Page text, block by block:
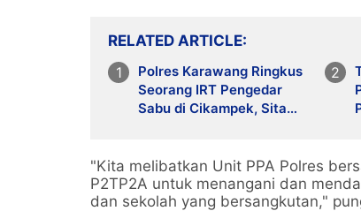
RELATED ARTICLE
Polres Karawang Ringkus
Seorang IRT Pengedar
Sabu di Cikampek, Sita
"Kita melibatkan Unit PPA Polres
P2TP2A untuk menangani dan
dan sekolah yang bersangkutan,"